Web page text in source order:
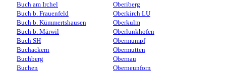
Buch am Irchel
Buch b. Frauenfeld
Buch b. Kümmertshausen
Buch b. Märwil
Buch SH
Buchackern
Buchberg
Buchen
Oberiberg
Oberkirch LU
Oberkulm
Oberlunkhofen
Obermumpf
Obermutten
Obernau
Oberneunforn